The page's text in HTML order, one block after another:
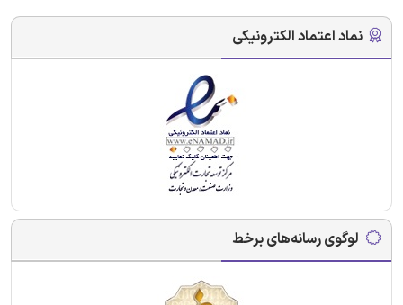
نماد اعتماد الکترونیکی
لوگوی رسانه‌های برخط